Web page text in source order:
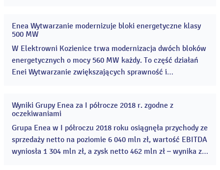
wyniki Grupy Enea pozostawały pod wpływem dużej
dynamiki rynku. ...
09
2018
Enea Wytwarzanie modernizuje bloki energetyczne klasy
500 MW
W Elektrowni Kozienice trwa modernizacja dwóch bloków
energetycznych o mocy 560 MW każdy. To część działań
Enei Wytwarzanie zwiększających sprawność i
kBAT. ...
2018
Wyniki Grupy Enea za I półrocze 2018 r. zgodne z
oczekiwaniami
Grupa Enea w I półroczu 2018 roku osiągnęła przychody ze
sprzedaży netto na poziomie 6 040 mln zł, wartość EBITDA
wyniosła 1 304 mln zł, a zysk netto 462 mln zł – wynika ze